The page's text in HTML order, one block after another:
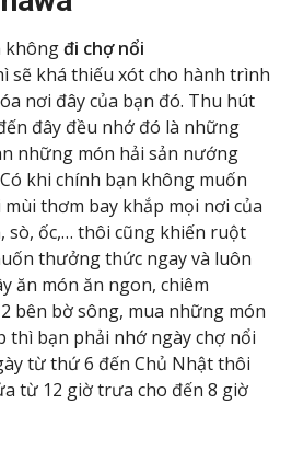
khôngđi chợ nổi
sẽ khá thiếu xót cho hành trình
nơi đây của bạn đó. Thu hút
đây đều nhớ đó là những
những món hải sản nướng
khi chính bạn không muốn
thơm bay khắp mọi nơi của
sò, ốc,… thôi cũng khiến ruột
thưởng thức ngay và luôn
ăn món ăn ngon, chiêm
bên bờ sông, mua những món
thì bạn phải nhớ ngày chợ nổi
từ thứ 6 đến Chủ Nhật thôi
từ 12 giờ trưa cho đến 8 giờ